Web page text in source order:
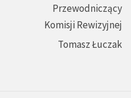
Przewodniczący
Komisji Rewizyjnej
Tomasz Łuczak